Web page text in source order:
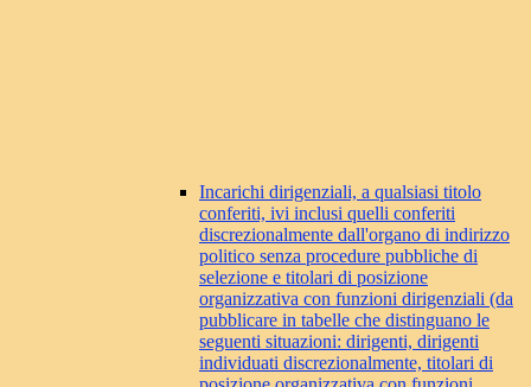
Incarichi dirigenziali, a qualsiasi titolo
conferiti, ivi inclusi quelli conferiti
discrezionalmente dall'organo di indirizzo
politico senza procedure pubbliche di
selezione e titolari di posizione
organizzativa con funzioni dirigenziali (da
pubblicare in tabelle che distinguano le
seguenti situazioni: dirigenti, dirigenti
individuati discrezionalmente, titolari di